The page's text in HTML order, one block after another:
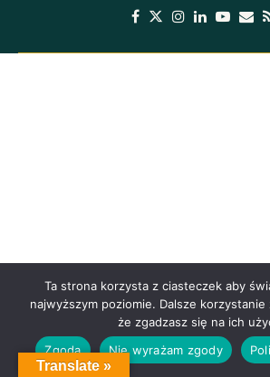
Translate »
Ta strona korzysta z ciasteczek aby
najwyższym poziomie. Dalsze
że zgadzasz się na ich
Zgoda
Nie wyrażam zgody